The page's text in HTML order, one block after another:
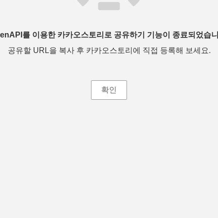
를 이용한 카카오스토리로 공유하기 기능이 종료되었습
공유할 URL을 복사 후 카카오스토리에 직접 등록해 보세요.
확인